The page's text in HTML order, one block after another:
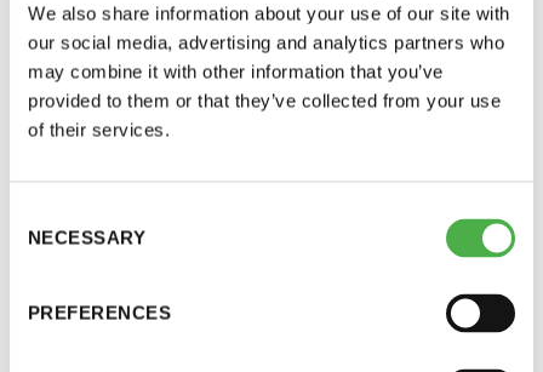
We also share information about your use of our site with
our social media, advertising and analytics partners who
may combine it with other information that you’ve
provided to them or that they’ve collected from your use
of their services.
Selection
NECESSARY
PREFERENCES
Kaikkein etevimmät jäsenet pystyvät poistumaan
lauteilta sanomatta sanaakaan. Tämä taito on
kuitenkin harvinainen, sillä havaintojeni mukaan
saunaseuran miesten vuorolla on puheliasta
Osa saunaveljistä vastaa kaikkiin löylykysymyksiin
tiedustelemalla, mitä saunan vanhin on mieltä.
Saunan vanhimmalla he tarkoittavat sitä saunojaa,
joka on sillä rupeamalla istunut lauteilla